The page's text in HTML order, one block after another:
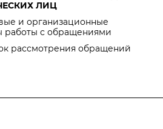
ЛИЦ
и организационные
работы с обращениями
рассмотрения обращений